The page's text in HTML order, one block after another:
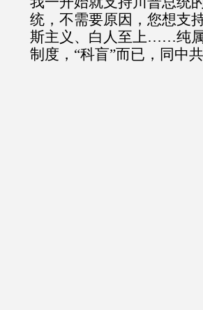
统，不需要原因，您想支
斯主义、白人至上……纯
制度，“科盲”而已，同中